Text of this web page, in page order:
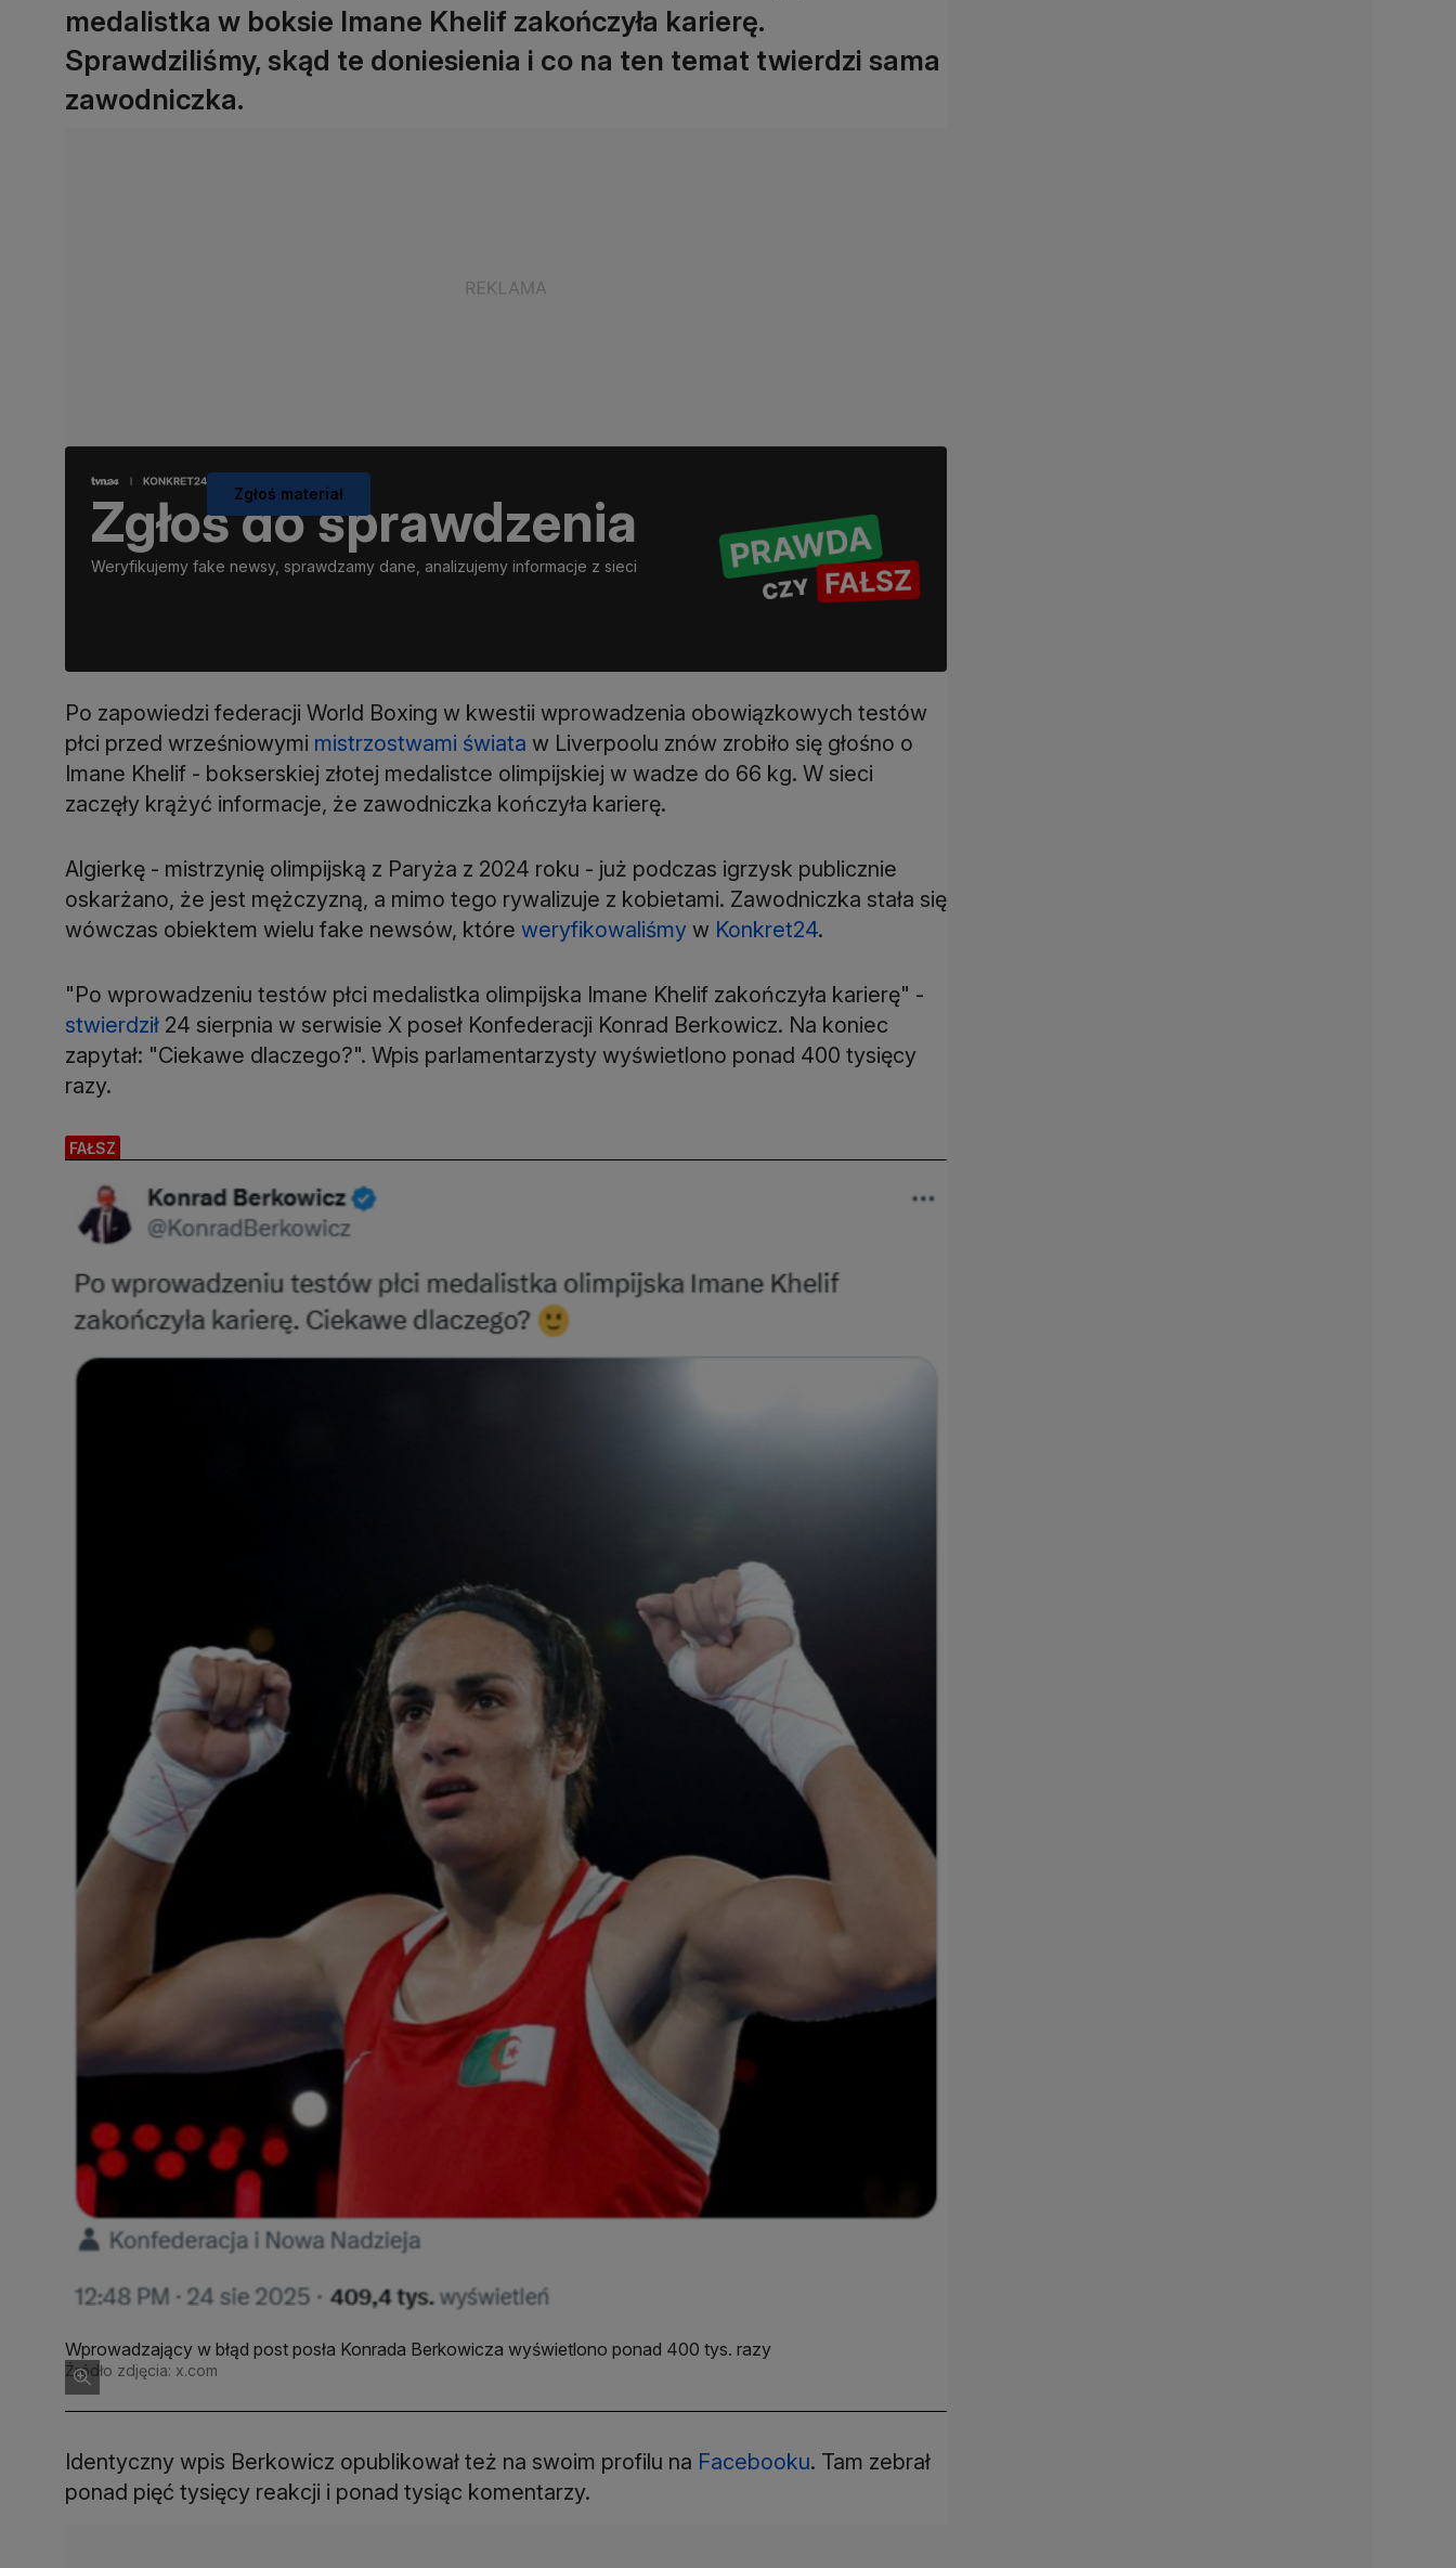
medalistka w boksie Imane Khelif zakończyła karierę.
Sprawdziliśmy, skąd te doniesienia i co na ten temat twierdzi sama
zawodniczka.
Zgłoś do sprawdzenia
Weryfikujemy fake newsy, sprawdzamy dane, analizujemy informacje z sieci
Zgłoś materiał
Po zapowiedzi federacji World Boxing w kwestii wprowadzenia obowiązkowych testów
płci przed wrześniowymi mistrzostwami świata w Liverpoolu znów zrobiło się głośno o
Imane Khelif - bokserskiej złotej medalistce olimpijskiej w wadze do 66 kg. W sieci
zaczęły krążyć informacje, że zawodniczka kończyła karierę.
Algierkę - mistrzynię olimpijską z Paryża z 2024 roku - już podczas igrzysk publicznie
oskarżano, że jest mężczyzną, a mimo tego rywalizuje z kobietami. Zawodniczka stała się
wówczas obiektem wielu fake newsów, które weryfikowaliśmy w Konkret24.
"Po wprowadzeniu testów płci medalistka olimpijska Imane Khelif zakończyła karierę" -
stwierdził 24 sierpnia w serwisie X poseł Konfederacji Konrad Berkowicz. Na koniec
zapytał: "Ciekawe dlaczego?". Wpis parlamentarzysty wyświetlono ponad 400 tysięcy
razy.
FAŁSZ
Wprowadzający w błąd post posła Konrada Berkowicza wyświetlono ponad 400 tys. razy
Źródło zdjęcia: x.com
Identyczny wpis Berkowicz opublikował też na swoim profilu na Facebooku. Tam zebrał
ponad pięć tysięcy reakcji i ponad tysiąc komentarzy.